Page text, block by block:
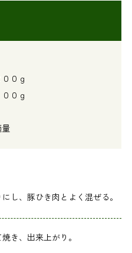
ｇ
ｇ
し、豚ひき肉とよく混ぜる。
き、出来上がり。